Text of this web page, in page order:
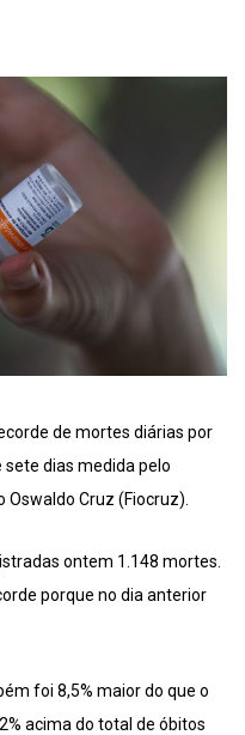
de mortes diárias por
dias medida pelo
Oswaldo Cruz (Fiocruz).
ontem 1.148 mortes.
porque no dia anterior
foi 8,5% maior do que o
acima do total de óbitos